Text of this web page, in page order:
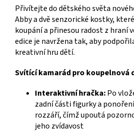
Přivítejte do dětského světa
Abby a dvě senzorické kostky,
koupání a přinesou radost z hraní
edice je navržena tak, aby
kreativní hru dětí.
Svítící kamarád pro koupelnová
Interaktivní hračka:Po
zadní části figurky a
rozzáří, čímž upoutá
jeho zvídavost